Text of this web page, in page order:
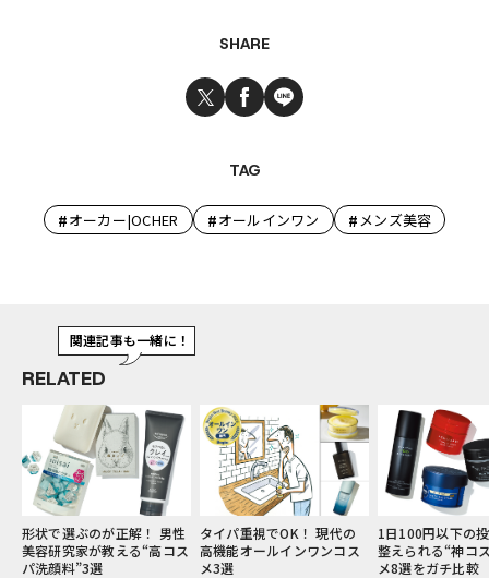
SHARE
TAG
#オーカー|OCHER #オールインワン #メンズ美容
RELATED
関連記事も一緒に！
タイパ重視でOK！ 現代の
高機能オールインワンコス
メ3選
1日100円以下の投資で肌を
整えられる“神コスパ”コス
メ8選をガチ比較
りんたろー。さん
容液を学ぶ。イ
須なスキンケア